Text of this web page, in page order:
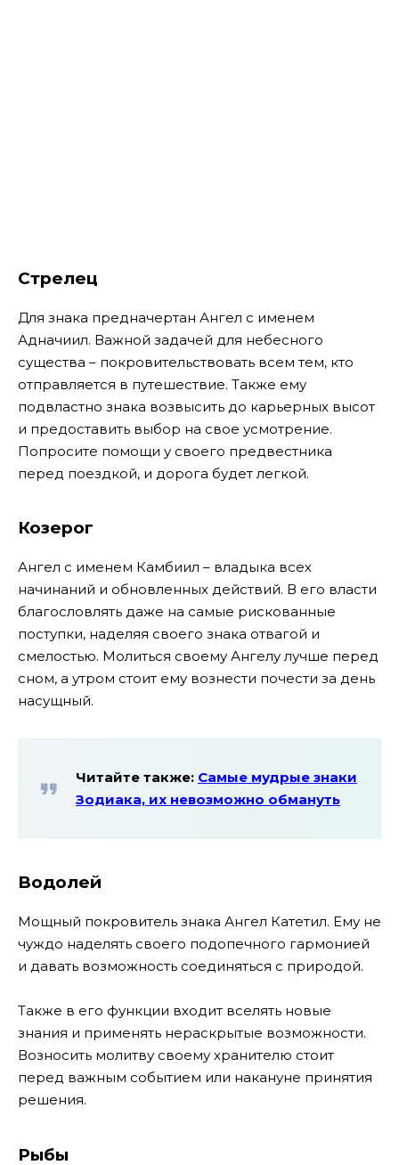
Стрелец
Для знака предначертан Ангел с именем
Адначиил. Важной задачей для небесного
существа – покровительствовать всем тем, кто
отправляется в путешествие. Также ему
подвластно знака возвысить до карьерных высот
и предоставить выбор на свое усмотрение.
Попросите помощи у своего предвестника
перед поездкой, и дорога будет легкой.
Козерог
Ангел с именем Камбиил – владыка всех
начинаний и обновленных действий. В его власти
благословлять даже на самые рискованные
поступки, наделяя своего знака отвагой и
смелостью. Молиться своему Ангелу лучше перед
сном, а утром стоит ему вознести почести за день
насущный.
Читайте также: Cамые мудрые знаки
Зодиака, их невозможно обмануть
Водолей
Мощный покровитель знака Ангел Катетил. Ему не
чуждо наделять своего подопечного гармонией
и давать возможность соединяться с природой.
Также в его функции входит вселять новые
знания и применять нераскрытые возможности.
Возносить молитву своему хранителю стоит
перед важным событием или накануне принятия
решения.
Рыбы